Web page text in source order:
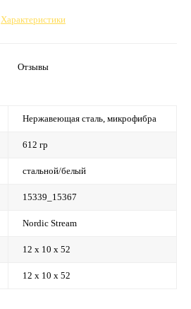
Характеристики
Отзывы
Нержавеющая сталь, микрофибра
612 гр
стальной/белый
15339_15367
Nordic Stream
12 х 10 х 52
12 х 10 х 52